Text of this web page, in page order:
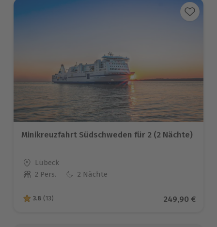
Minikreuzfahrt Südschweden für 2 (2 Nächte)
Standort
Lübeck
Anzahl der Teilnehmer
2 Pers. 2 Nächte
3.8 von 5 Sternen basierend auf 13 Bewertungen
3.8 (13) Aktueller
249,90 €